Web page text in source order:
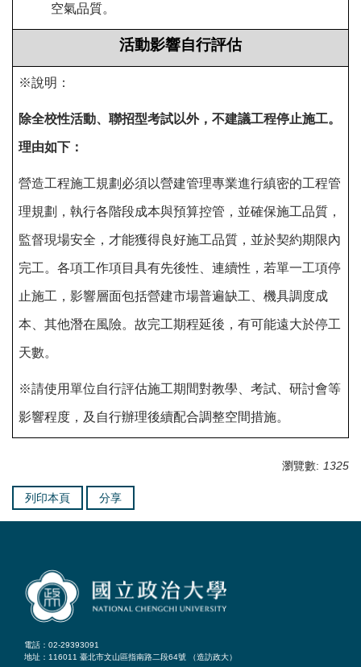
空氣品質。
活動影響自行評估
※說明：
除全校性活動、聯招型考試以外，不建議工程停止施工。
理由如下：
營造工程施工規劃必須以營建管理專業進行縝密的工程管
理規劃，執行各階段成本與預算控管，並確保施工品質，
監督現場安全，才能獲得良好施工品質，並於契約期限內
完工。各項工作項目具有先後性、連續性，若單一工項停
止施工，影響層面包括營建市場普遍缺工、機具調度成
本、其他潛在風險。故完工期程延後，有可能遠大於停工
天數。
※請使用單位自行評估施工期間對教學、考試、研討會等
影響程度，及自行辦理後續配合調整空間措施。
瀏覽數: 1325
列印本頁 分享
電話：02-29393091
地址：116011 臺北市文山區指南路二段64號 （造訪政大）